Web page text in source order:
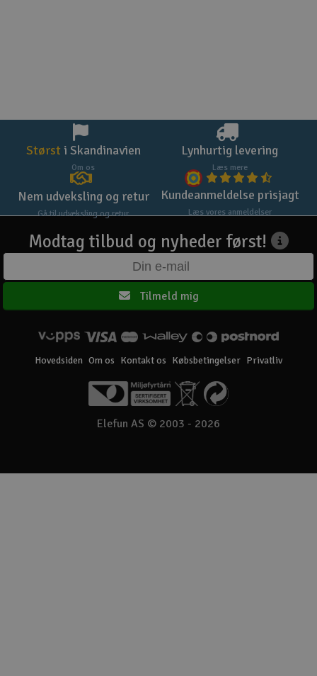
Størst i Skandinavien
Om os
Lynhurtig levering
Læs mere
Nem udveksling og retur
Gå til udveksling og retur
Kundeanmeldelse prisjagt
Læs vores anmeldelser
Modtag tilbud og nyheder først!
Tilmeld mig
Hovedsiden Om os Kontakt os Købsbetingelser Privatliv
Elefun AS © 2003 - 2026